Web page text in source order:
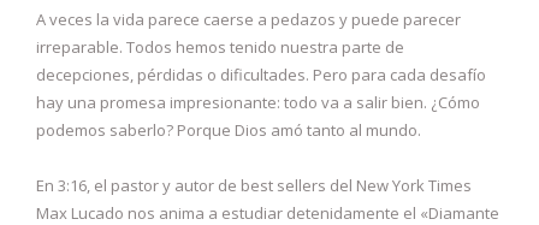
A veces la vida parece caerse a pedazos y puede parecer
irreparable. Todos hemos tenido nuestra parte de
decepciones, pérdidas o dificultades. Pero para cada desafío
hay una promesa impresionante: todo va a salir bien. ¿Cómo
podemos saberlo? Porque Dios amó tanto al mundo.
En 3:16, el pastor y autor de best sellers del New York Times
Max Lucado nos anima a estudiar detenidamente el «Diamante